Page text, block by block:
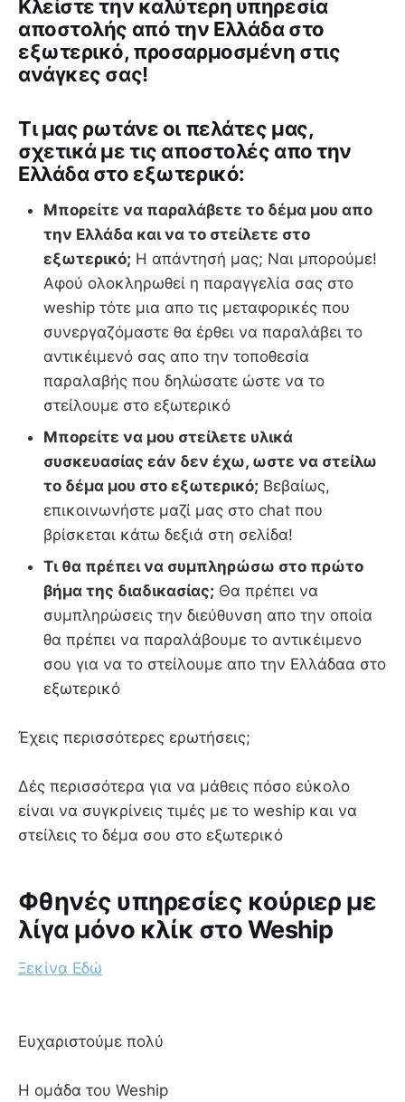
Κλείστε την καλύτερη υπηρεσία
αποστολής από την Ελλάδα στο
εξωτερικό, προσαρμοσμένη στις
ανάγκες σας!
Tι μας ρωτάνε οι πελάτες μας,
σχετικά με τις αποστολές απο την
Ελλάδα στο εξωτερικό:
Μπορείτε να παραλάβετε το δέμα μου απο
την Ελλάδα και να το στείλετε στο
εξωτερικό; Η απάντησή μας; Ναι μπορούμε!
Αφού ολοκληρωθεί η παραγγελία σας στο
weship τότε μια απο τις μεταφορικές που
συνεργαζόμαστε θα έρθει να παραλάβει το
αντικέιμενό σας απο την τοποθεσία
παραλαβής που δηλώσατε ώστε να το
στείλουμε στο εξωτερικό
Μπορείτε να μου στείλετε υλικά
συσκευασίας εάν δεν έχω, ωστε να στείλω
το δέμα μου στο εξωτερικό; Βεβαίως,
επικοινωνήστε μαζί μας στο chat που
βρίσκεται κάτω δεξιά στη σελίδα!
Τι θα πρέπει να συμπληρώσω στο πρώτο
βήμα της διαδικασίας; Θα πρέπει να
συμπληρώσεις την διεύθυνση απο την οποία
θα πρέπει να παραλάβουμε το αντικέιμενο
σου για να το στείλουμε απο την Ελλάδαα στο
εξωτερικό
Έχεις περισσότερες ερωτήσεις;
Δές περισσότερα για να μάθεις πόσο εύκολο
είναι να συγκρίνεις τιμές με το weship και να
στείλεις το δέμα σου στο εξωτερικό
Φθηνές υπηρεσίες κούριερ με
λίγα μόνο κλίκ στο Weship
Ξεκίνα Εδώ
Ευχαριστούμε πολύ
Η ομάδα του Weship